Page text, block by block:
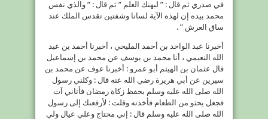
في صدري ثم قال : ” ليهنك العلم ” ثم قال : ” والذي نفس
محمد بيده إن لهذه الآية لسانا وشفتين تقدس الملك عند
ساق العرش ” .
أخبرنا عبد الواحد بن أحمد المليحي ، أخبرنا أحمد بن عبد
الله النعيمي ، أنا محمد بن يوسف عن محمد بن إسماعيل
قال عثمان بن الهيثم أبو عمرو : أخبرنا عوف عن محمد بن
سيرين عن أبي هريرة رضي الله عنه قال : وكلني رسول
الله صلى الله عليه وسلم بحفظ زكاة رمضان فأتاني آت
فجعل يحثو من الطعام فأخذته وقلت : لأرفعنك إلى رسول
الله صلى الله عليه وسلم قال : إني محتاج وعلي عيال ولي